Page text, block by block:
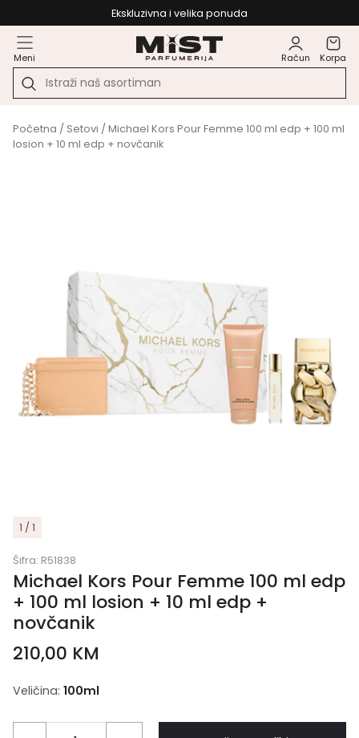
Ekskluzivna i velika ponuda
Meni Račun Korpa
Početna / Setovi / Michael Kors Pour Femme 100 ml edp + 100 ml
losion + 10 ml edp + novčanik
1 / 1
Šifra: R51838
Michael Kors Pour Femme 100 ml edp
+ 100 ml losion + 10 ml edp +
novčanik
210,00 KM
Veličina: 100ml